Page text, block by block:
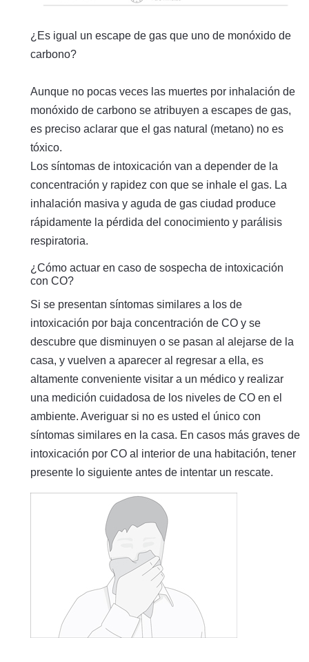
¿Es igual un escape de gas que uno de monóxido de
carbono?
Aunque no pocas veces las muertes por inhalación de
monóxido de carbono se atribuyen a escapes de gas,
es preciso aclarar que el gas natural (metano) no es
tóxico.
Los síntomas de intoxicación van a depender de la
concentración y rapidez con que se inhale el gas. La
inhalación masiva y aguda de gas ciudad produce
rápidamente la pérdida del conocimiento y parálisis
respiratoria.
¿Cómo actuar en caso de sospecha de intoxicación
con CO?
Si se presentan síntomas similares a los de
intoxicación por baja concentración de CO y se
descubre que disminuyen o se pasan al alejarse de la
casa, y vuelven a aparecer al regresar a ella, es
altamente conveniente visitar a un médico y realizar
una medición cuidadosa de los niveles de CO en el
ambiente. Averiguar si no es usted el único con
síntomas similares en la casa. En casos más graves de
intoxicación por CO al interior de una habitación, tener
presente lo siguiente antes de intentar un rescate.